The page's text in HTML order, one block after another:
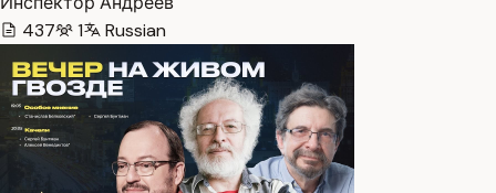
437
1 Russian